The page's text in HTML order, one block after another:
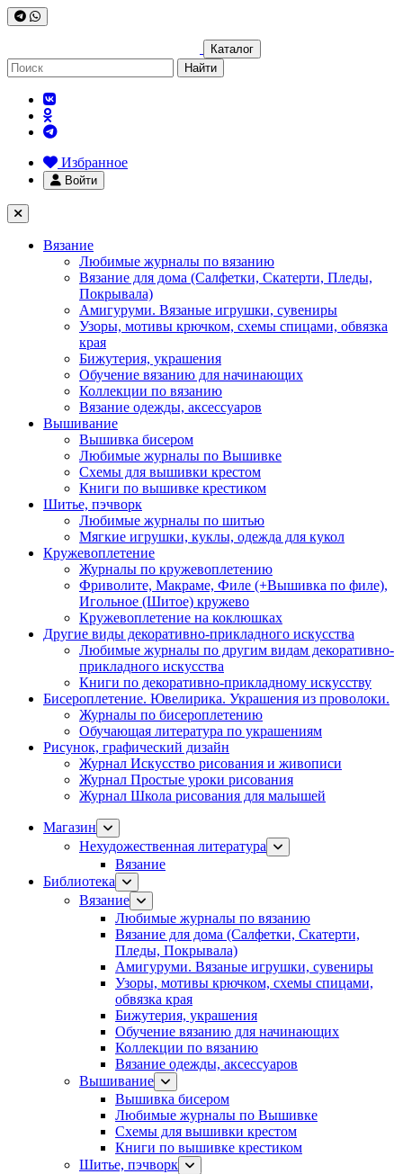
Каталог
Найти
Избранное
Войти
Вязание
Любимые журналы по вязанию
Вязание для дома (Салфетки, Скатерти, Пледы,
Покрывала)
Амигуруми. Вязаные игрушки, сувениры
Узоры, мотивы крючком, схемы спицами, обвязка
края
Бижутерия, украшения
Обучение вязанию для начинающих
Коллекции по вязанию
Вязание одежды, аксессуаров
Вышивание
Вышивка бисером
Любимые журналы по Вышивке
Схемы для вышивки крестом
Книги по вышивке крестиком
Шитье, пэчворк
Любимые журналы по шитью
Мягкие игрушки, куклы, одежда для кукол
Кружевоплетение
Журналы по кружевоплетению
Фриволите, Макраме, Филе (+Вышивка по филе),
Игольное (Шитое) кружево
Кружевоплетение на коклюшках
Другие виды декоративно-прикладного искусства
Любимые журналы по другим видам декоративно-
прикладного искусства
Книги по декоративно-прикладному искусству
Бисероплетение. Ювелирика. Украшения из проволоки.
Журналы по бисероплетению
Обучающая литература по украшениям
Рисунок, графический дизайн
Журнал Искусство рисования и живописи
Журнал Простые уроки рисования
Журнал Школа рисования для малышей
Магазин
Нехудожественная литература
Вязание
Библиотека
Вязание
Любимые журналы по вязанию
Вязание для дома (Салфетки, Скатерти,
Пледы, Покрывала)
Амигуруми. Вязаные игрушки, сувениры
Узоры, мотивы крючком, схемы спицами,
обвязка края
Бижутерия, украшения
Обучение вязанию для начинающих
Коллекции по вязанию
Вязание одежды, аксессуаров
Вышивание
Вышивка бисером
Любимые журналы по Вышивке
Схемы для вышивки крестом
Книги по вышивке крестиком
Шитье, пэчворк